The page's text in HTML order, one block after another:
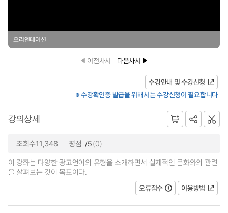
오리엔테이션
이전차시 다음차시
수강안내 및 수강신청
※ 수강확인증 발급을 위해서는 수강신청이 필요합니다
강의상세
조회수11,348 평점 /5(0)
이 강좌는 다양한 광고언어의 유형을 소개하면서 실제적인 문화와의 관련
을 살펴보는 것이 목표이다.
오류접수
이용방법